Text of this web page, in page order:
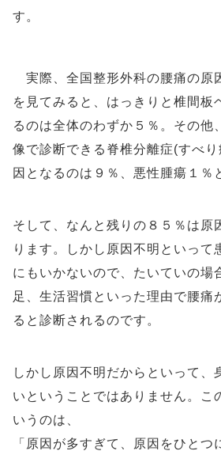
す。
実際、全国整形外科の腰痛の原
を見てみると、はっきりと椎間板
るのは全体のわずか５％。その他
像で診断できる脊椎分離症(すべ
因となるのは９％、悪性腫瘍１％
そして、なんと残りの８５％は原
ります。しかし原因不明といって
にもいかないので、たいていの場
足、生活習慣といった理由で腰痛
ると診断されるのです。
しかし原因不明だからといって、
いということではありません。こ
いうのは、
「原因が多すぎて、原因をひとつ